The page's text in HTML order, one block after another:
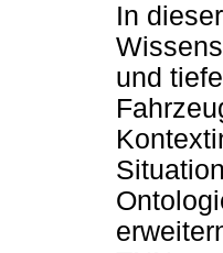
In
und